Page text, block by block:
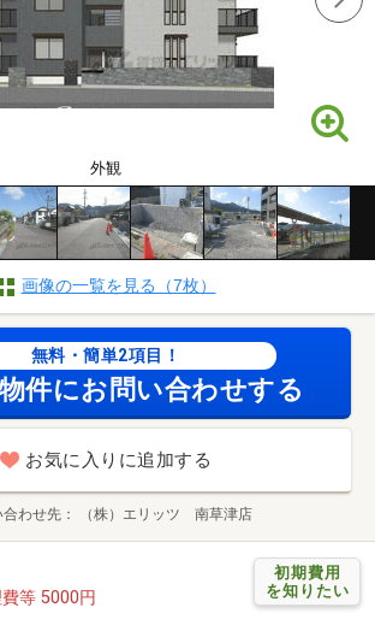
外観
画像の一覧を見る（7枚）
無料・簡単2項目！
件にお問い合わせする
お気に入りに追加する
合わせ先 （株）エリッツ 南草津店
初期費用
を知りたい
等 5000円